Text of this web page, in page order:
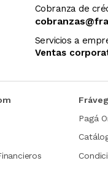
Cobranza de
Servicios a
Ventas
Pagá